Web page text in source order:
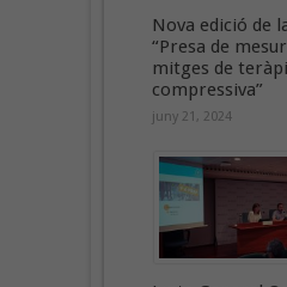
Nova edició de
“Presa de
mitges de
compressiva”
juny 21, 2024